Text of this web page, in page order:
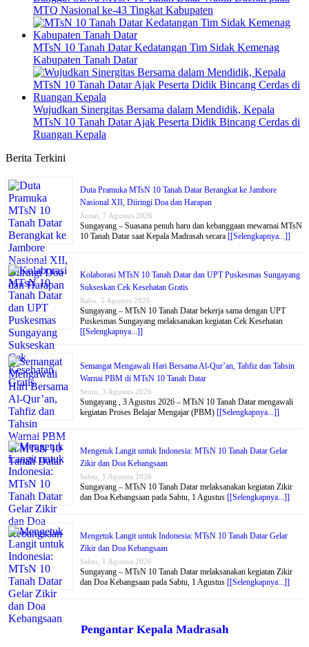
MTQ Nasional ke-43 Tingkat Kabupaten
MTsN 10 Tanah Datar Kedatangan Tim Sidak Kemenag
Kabupaten Tanah Datar
Wujudkan Sinergitas Bersama dalam Mendidik, Kepala
MTsN 10 Tanah Datar Ajak Peserta Didik Bincang Cerdas di
Ruangan Kepala
Berita Terkini
Duta Pramuka MTsN 10 Tanah Datar Berangkat ke Jambore
Nasional XII, Diiringi Doa dan Harapan
Jumat, 7 Agustus 2026
Sungayang – Suasana penuh haru dan kebanggaan mewarnai MTsN
10 Tanah Datar saat Kepala Madrasah secara [[Selengkapnya...]]
Kolaborasi MTsN 10 Tanah Datar dan UPT Puskesmas Sungayang
Sukseskan Cek Kesehatan Gratis
Rabu, 5 Agustus 2026
Sungayang – MTsN 10 Tanah Datar bekerja sama dengan UPT
Puskesmas Sungayang melaksanakan kegiatan Cek Kesehatan
[[Selengkapnya...]]
Semangat Mengawali Hari Bersama Al-Qur’an, Tahfiz dan Tahsin
Warnai PBM di MTsN 10 Tanah Datar
Senin, 3 Agustus 2026
Sungayang , 3 Agustus 2026 – MTsN 10 Tanah Datar mengawali
kegiatan Proses Belajar Mengajar (PBM) [[Selengkapnya...]]
Mengetuk Langit untuk Indonesia: MTsN 10 Tanah Datar Gelar
Zikir dan Doa Kebangsaan
Sabtu, 1 Agustus 2026
Sungayang – MTsN 10 Tanah Datar melaksanakan kegiatan Zikir
dan Doa Kebangsaan pada Sabtu, 1 Agustus [[Selengkapnya...]]
Mengetuk Langit untuk Indonesia: MTsN 10 Tanah Datar Gelar
Zikir dan Doa Kebangsaan
Sabtu, 1 Agustus 2026
Sungayang – MTsN 10 Tanah Datar melaksanakan kegiatan Zikir
dan Doa Kebangsaan pada Sabtu, 1 Agustus [[Selengkapnya...]]
Pengantar Kepala Madrasah